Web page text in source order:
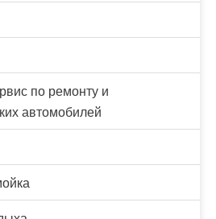
по ремонту и
автомобилей